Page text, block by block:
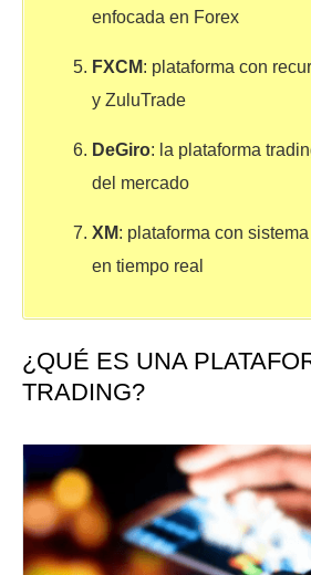
enfocada en Forex
FXCM: plataforma con
y ZuluTrade
DeGiro: la plataforma
del mercado
XM: plataforma con
en tiempo real
¿QUÉ ES UNA
TRADING?